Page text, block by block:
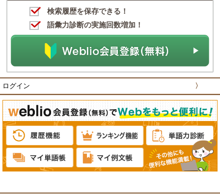
検索履歴を保存できる！
語彙力診断の実施回数増加！
ログイン 〉